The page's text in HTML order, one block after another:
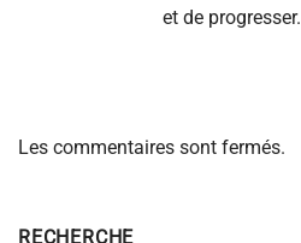
et de progresser.
Les commentaires sont fermés.
RECHERCHE